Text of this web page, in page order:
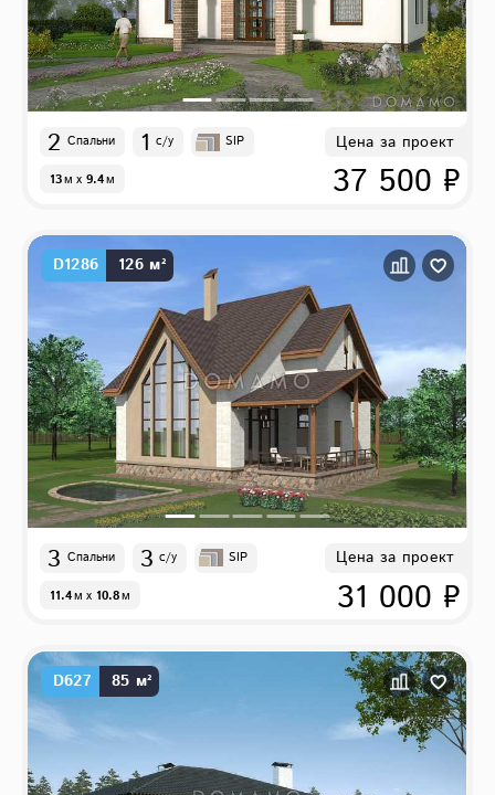
2 Спальни 1 с/у SIP
13м x 9.4м
Цена за проект
37 500 ₽
D1286 126 м²
3 Спальни 3 с/у SIP
11.4м x 10.8м
Цена за проект
31 000 ₽
D627 85 м²